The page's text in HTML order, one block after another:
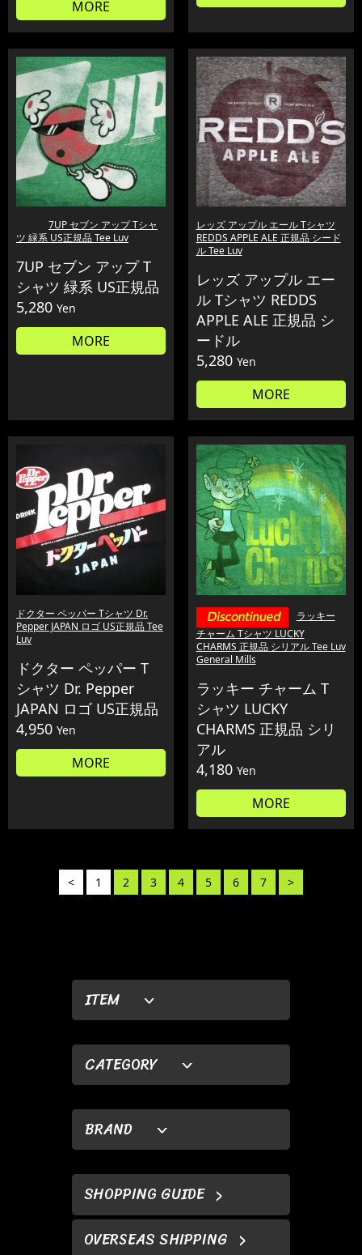
ITEM
CATEGORY
BRAND
SHOPPING GUIDE
OVERSEAS SHIPPING
MORE
7UP セブン アップ Tシャ
ツ 緑系 US正規品 Tee Luv
7UP セブン アップ T
シャツ 緑系 US正規品
5,280 Yen
MORE
レッズ アップル エール Tシャツ
REDDS APPLE ALE 正規品 シード
ル Tee Luv
レッズ アップル エー
ル Tシャツ REDDS
APPLE ALE 正規品 シ
ードル
5,280 Yen
MORE
ドクター ペッパー Tシャツ Dr.
Pepper JAPAN ロゴ US正規品 Tee
Luv
ドクター ペッパー T
シャツ Dr. Pepper
JAPAN ロゴ US正規品
4,950 Yen
MORE
ラッキー
チャーム Tシャツ LUCKY
CHARMS 正規品 シリアル Tee Luv
General Mills
ラッキー チャーム T
シャツ LUCKY
CHARMS 正規品 シリ
アル
4,180 Yen
MORE
< 1 2 3 4 5 6 7 >